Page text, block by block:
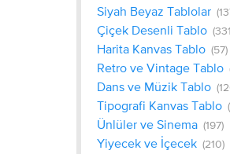
Siyah Beyaz Tablolar
Çiçek Desenli Tablo
Harita Kanvas Tablo (57)
Retro ve Vintage Tablo
Dans ve Müzik Tablo
Tipografi Kanvas Tablo
Ünlüler ve Sinema (197)
Yiyecek ve İçecek (210)